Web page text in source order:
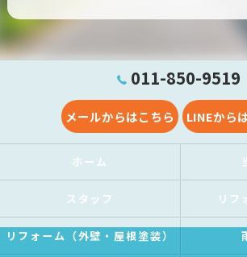
011-850-9519
メールからはこちら LINEから
ホーム
スタッフ リフ
リフォーム（外壁・屋根塗装）